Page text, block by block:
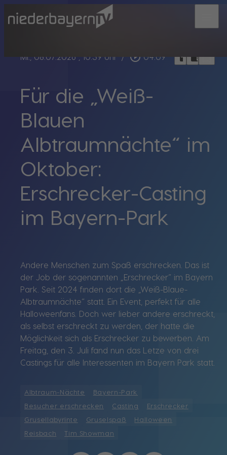
Mi., 08.07.2026, 10:39 Uhr / play_circle_outline 04:09 headphoneschrome_reader_modebookmark_border
Für die „Weiß-
Blauen
Albtraumnächte“ im
Oktober:
Erschrecker-Casting
im Bayern-Park
Andere Menschen zum Spaß erschrecken. Das ist
der Job der sogenannten „Erschrecker“ im Bayern
Park. Seit 2024 finden dort die „Weiß-Blaue-
Albtraumnächte“ statt. Ein Event, perfekt für alle
Halloweenfans. Doch wer lieber andere erschreckt,
als selbst erschreckt zu werden, der hatte die
Möglichkeit sich als Erschrecker zu bewerben. Am
Freitag, den 3. Juli fand nun das Letze von drei
Castings für alle Interessenten im Bayern Park statt.
Albtraum-Nächte
Bayern-Park
Besucher erschrecken
Casting
Erschrecker
Grusellabyrinte
Gruselspaß
Halloween
Reisbach
Tim Showman